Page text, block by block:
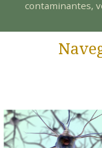
contaminantes,